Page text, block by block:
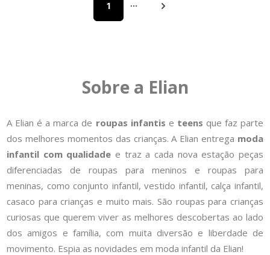
1
Sobre a Elian
A Elian é a marca de roupas infantis e teens que faz parte
dos melhores momentos das crianças. A Elian entrega moda
infantil com qualidade e traz a cada nova estação peças
diferenciadas de roupas para meninos e roupas para
meninas, como conjunto infantil, vestido infantil, calça infantil,
casaco para crianças e muito mais. São roupas para crianças
curiosas que querem viver as melhores descobertas ao lado
dos amigos e família, com muita diversão e liberdade de
movimento. Espia as novidades em moda infantil da Elian!